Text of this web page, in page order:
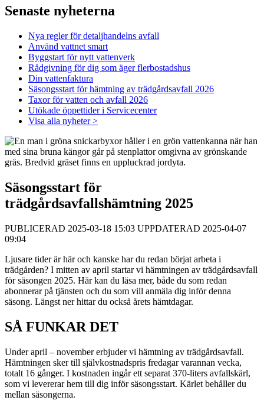
Senaste nyheterna
Nya regler för detaljhandelns avfall
Använd vattnet smart
Byggstart för nytt vattenverk
Rådgivning för dig som äger flerbostadshus
Din vattenfaktura
Säsongsstart för hämtning av trädgårdsavfall 2026
Taxor för vatten och avfall 2026
Utökade öppettider i Servicecenter
Visa alla nyheter >
Säsongsstart för
trädgårdsavfallshämtning 2025
PUBLICERAD 2025-03-18 15:03 UPPDATERAD 2025-04-07
09:04
Ljusare tider är här och kanske har du redan börjat arbeta i
trädgården? I mitten av april startar vi hämtningen av trädgårdsavfall
för säsongen 2025. Här kan du läsa mer, både du som redan
abonnerar på tjänsten och du som vill anmäla dig inför denna
säsong. Längst ner hittar du också årets hämtdagar.
SÅ FUNKAR DET
Under april – november erbjuder vi hämtning av trädgårdsavfall.
Hämtningen sker till självkostnadspris fredagar varannan vecka,
totalt 16 gånger. I kostnaden ingår ett separat 370-liters avfallskärl,
som vi levererar hem till dig inför säsongsstart. Kärlet behåller du
mellan säsongerna.